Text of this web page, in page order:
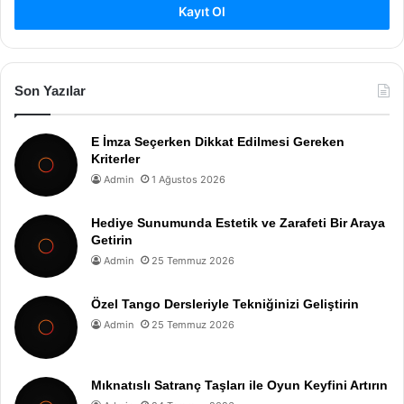
Kayıt Ol
Son Yazılar
E İmza Seçerken Dikkat Edilmesi Gereken
Kriterler
Admin 1 Ağustos 2026
Hediye Sunumunda Estetik ve Zarafeti Bir Araya
Getirin
Admin 25 Temmuz 2026
Özel Tango Dersleriyle Tekniğinizi Geliştirin
Admin 25 Temmuz 2026
Mıknatıslı Satranç Taşları ile Oyun Keyfini Artırın